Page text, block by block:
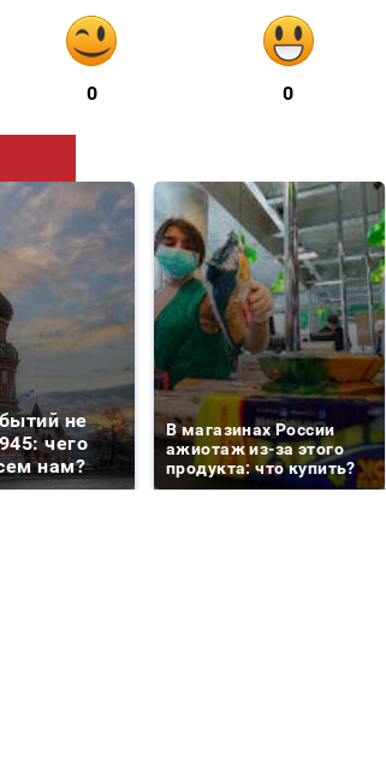
0 0
не
чего
нам?
В магазинах России
ажиотаж из-за этого
продукта: что купить?